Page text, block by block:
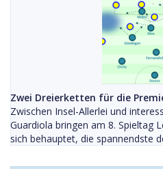
Zwei Dreierketten für die
Zwischen Insel-Allerlei und
Guardiola bringen am 8. Spieltag
sich behauptet, die spannendste